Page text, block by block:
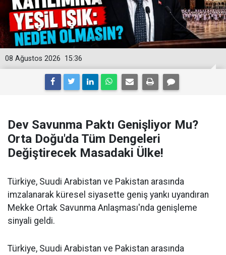
15:36
08 Ağustos 2026
Dev Savunma Paktı Genişliyor Mu?
Orta Doğu'da Tüm Dengeleri
Değiştirecek Masadaki Ülke!
Türkiye, Suudi Arabistan ve Pakistan arasında
imzalanarak küresel siyasette geniş yankı uyandıran
Mekke Ortak Savunma Anlaşması'nda genişleme
sinyali geldi.
Türkiye, Suudi Arabistan ve Pakistan arasında